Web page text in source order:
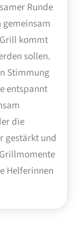
Runde
kommt
sollen.
Stimmung
entspannt
die
gestärkt und
Helferinnen